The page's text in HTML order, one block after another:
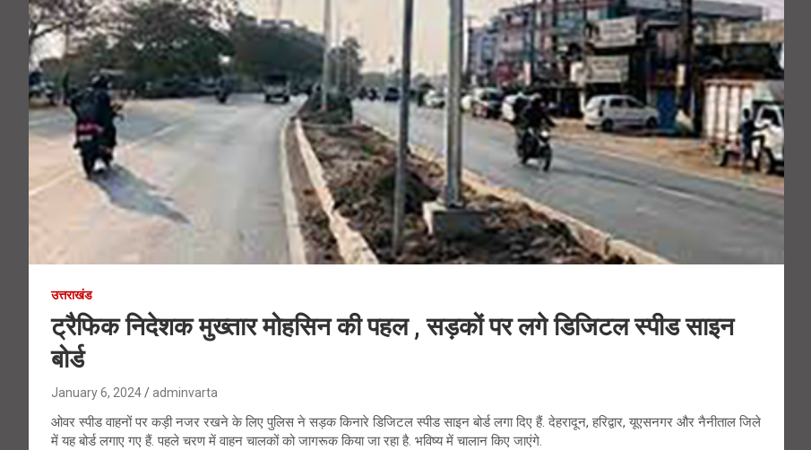
उत्तराखंड
ट्रैफिक निदेशक मुख्तार मोहसिन की पहल , सड़कों पर लगे डिजिटल स्पीड साइन
बोर्ड
January 6, 2024 adminvarta
ओवर स्पीड वाहनों पर कड़ी नजर रखने के लिए पुलिस ने सड़क किनारे डिजिटल स्पीड साइन बोर्ड लगा दिए हैं. देहरादून, हरिद्वार, यूएसनगर और नैनीताल जिले
में यह बोर्ड लगाए गए हैं. पहले चरण में वाहन चालकों को जागरूक किया जा रहा है. भविष्य में चालान किए जाएंगे.